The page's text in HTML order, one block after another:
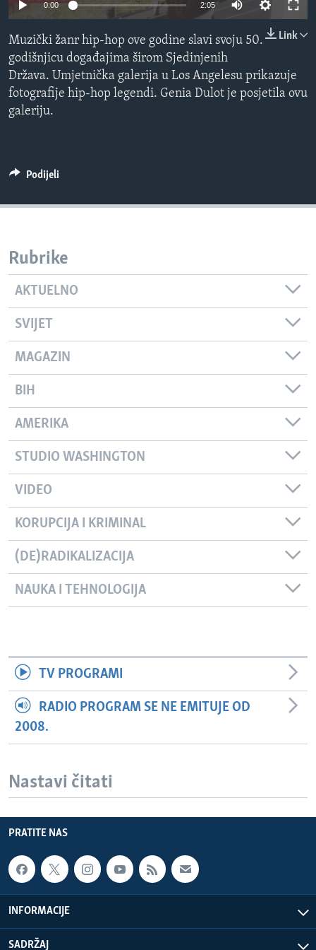
MAGAZIN
O GLASU AMERIKE
Learning English
PRATITE NAS
Jezici
0:00 2:05
Link
Muzički žanr hip-hop ove godine slavi svoju 50.
godišnjicu događajima širom Sjedinjenih
Država. Umjetnička galerija u Los Angelesu prikazuje
fotografije hip-hop legendi. Genia Dulot je posjetila ovu
galeriju.
Podijeli
Rubrike
AKTUELNO
SVIJET
MAGAZIN
BIH
AMERIKA
STUDIO WASHINGTON
VIDEO
KORUPCIJA I KRIMINAL
(DE)RADIKALIZACIJA
NAUKA I TEHNOLOGIJA
TV PROGRAMI
RADIO PROGRAM SE NE EMITUJE OD
2008.
Nastavi čitati
PRATITE NAS
INFORMACIJE
SADRŽAJ